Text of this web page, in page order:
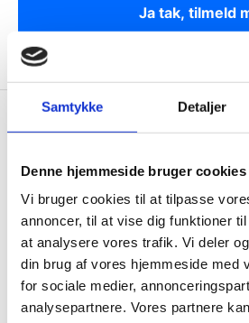
Samtykke Detaljer
Denne hjemmeside bruger cookies
Vi bruger cookies til at tilpasse
annoncer, til at vise dig funktioner
at analysere vores trafik. Vi deler
din brug af vores hjemmeside med
for sociale medier,
analysepartnere. Vores partnere
Ja tak, tilmeld
Wallshop.dk
Gastrobutikken ApS
Rømersvej 33
7430 Ikast
CVR: 38952986
Telefon træffetid:
Tlf.71 99 30 98